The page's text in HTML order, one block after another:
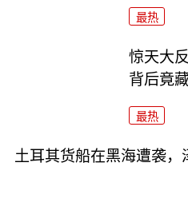
最热
惊天大
背后竟
最热
土耳其货船在黑海遭袭